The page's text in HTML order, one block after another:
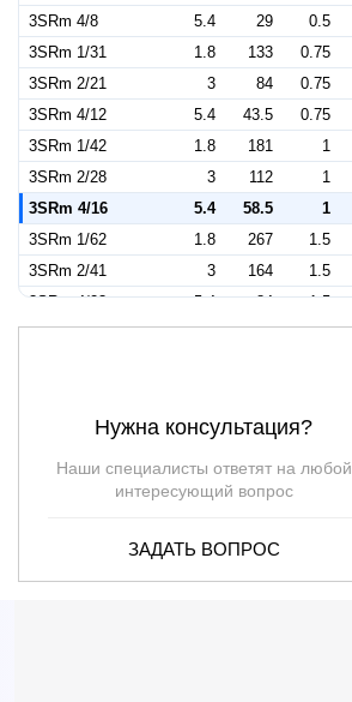
3SRm 4/8
5.4 29 0.5
3SRm 1/31
1.8 133 0.75
3SRm 2/21
3 84 0.75
3SRm 4/12
5.4 43.5 0.75
3SRm 1/42
1.8 181 1
3SRm 2/28
3 112 1
3SRm 4/16
5.4 58.5 1
3SRm 1/62
1.8 267 1.5
3SRm 2/41
3 164 1.5
3SRm 4/23
5.4 84 1.5
3SRm 2/15
3 60 —
3SRm 2/43
2.7 133
Нужна консультация?
Наши специалисты ответят на любой
интересующий вопрос
ЗАДАТЬ ВОПРОС